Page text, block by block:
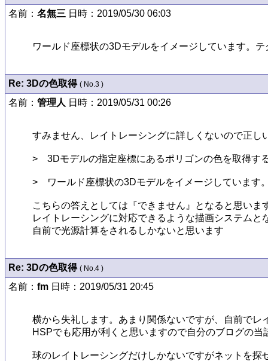
名前： 名無三 日時：2019/05/30 06:03
ワールド座標状の3Dモデルをイメージしています。
Re: 3Dの色取得 ( No.3 )
名前： 管理人 日時：2019/05/31 00:26
すみません、レイトレーシングに詳しくないので正し
>　3Dモデルの指定座標にあるポリゴンの色を取得
>　ワールド座標状の3Dモデルをイメージしています
こちらの答えとしては『できません』となると思いま
レイトレーシングに対応できるような描画システム
自前で光源計算をされるしかないと思います
Re: 3Dの色取得 ( No.4 )
名前： fm 日時：2019/05/31 20:45
横から失礼します。あまり関係ないですが、自前で
HSPでも応用が利くと思いますので自分のブログの
球のレイトレーシングだけしかないですがネットを